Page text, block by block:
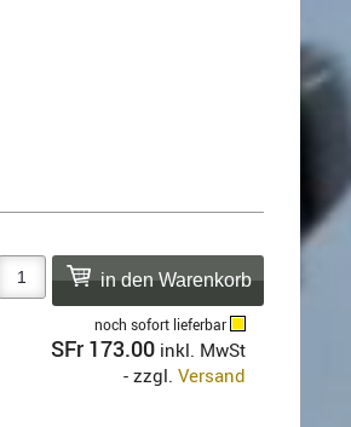
noch sofort lieferbar
SFr 173.00 inkl. MwSt
- zzgl. Versand